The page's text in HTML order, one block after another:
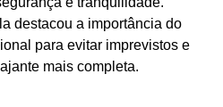
destacou a importância do
para evitar imprevistos e
mais completa.